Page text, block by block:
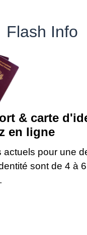
Flash Info
& carte
en ligne
actuels pour une
sont de 4 à 6